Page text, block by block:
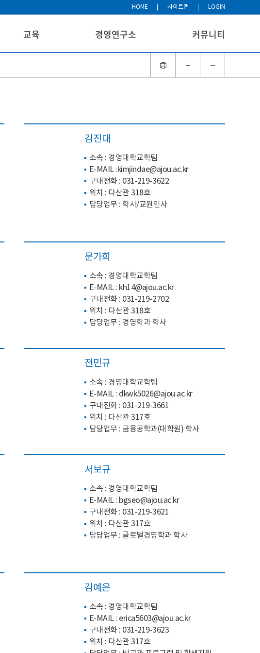
HOME 사이트맵 LOGIN
교육 경영연구소 커뮤니티
김진대
소속 : 경영대학교학팀
E-MAIL :kimjindae@ajou.ac.kr
구내전화 : 031-219-3622
위치 : 다산관 318호
담당업무 : 학사/교원인사
문가희
소속 : 경영대학교학팀
E-MAIL : kh14@ajou.ac.kr
구내전화 : 031-219-2702
위치 : 다산관 318호
담당업무 : 경영학과 학사
전민규
소속 : 경영대학교학팀
E-MAIL : dkwk5026@ajou.ac.kr
구내전화 : 031-219-3661
위치 : 다산관 317호
담당업무 : 금융공학과(대학원) 학사
서보규
소속 : 경영대학교학팀
E-MAIL : bgseo@ajou.ac.kr
구내전화 : 031-219-3621
위치 : 다산관 317호
담당업무 : 글로벌경영학과 학사
김예은
소속 : 경영대학교학팀
E-MAIL : erica5603@ajou.ac.kr
구내전화 : 031-219-3623
위치 : 다산관 317호